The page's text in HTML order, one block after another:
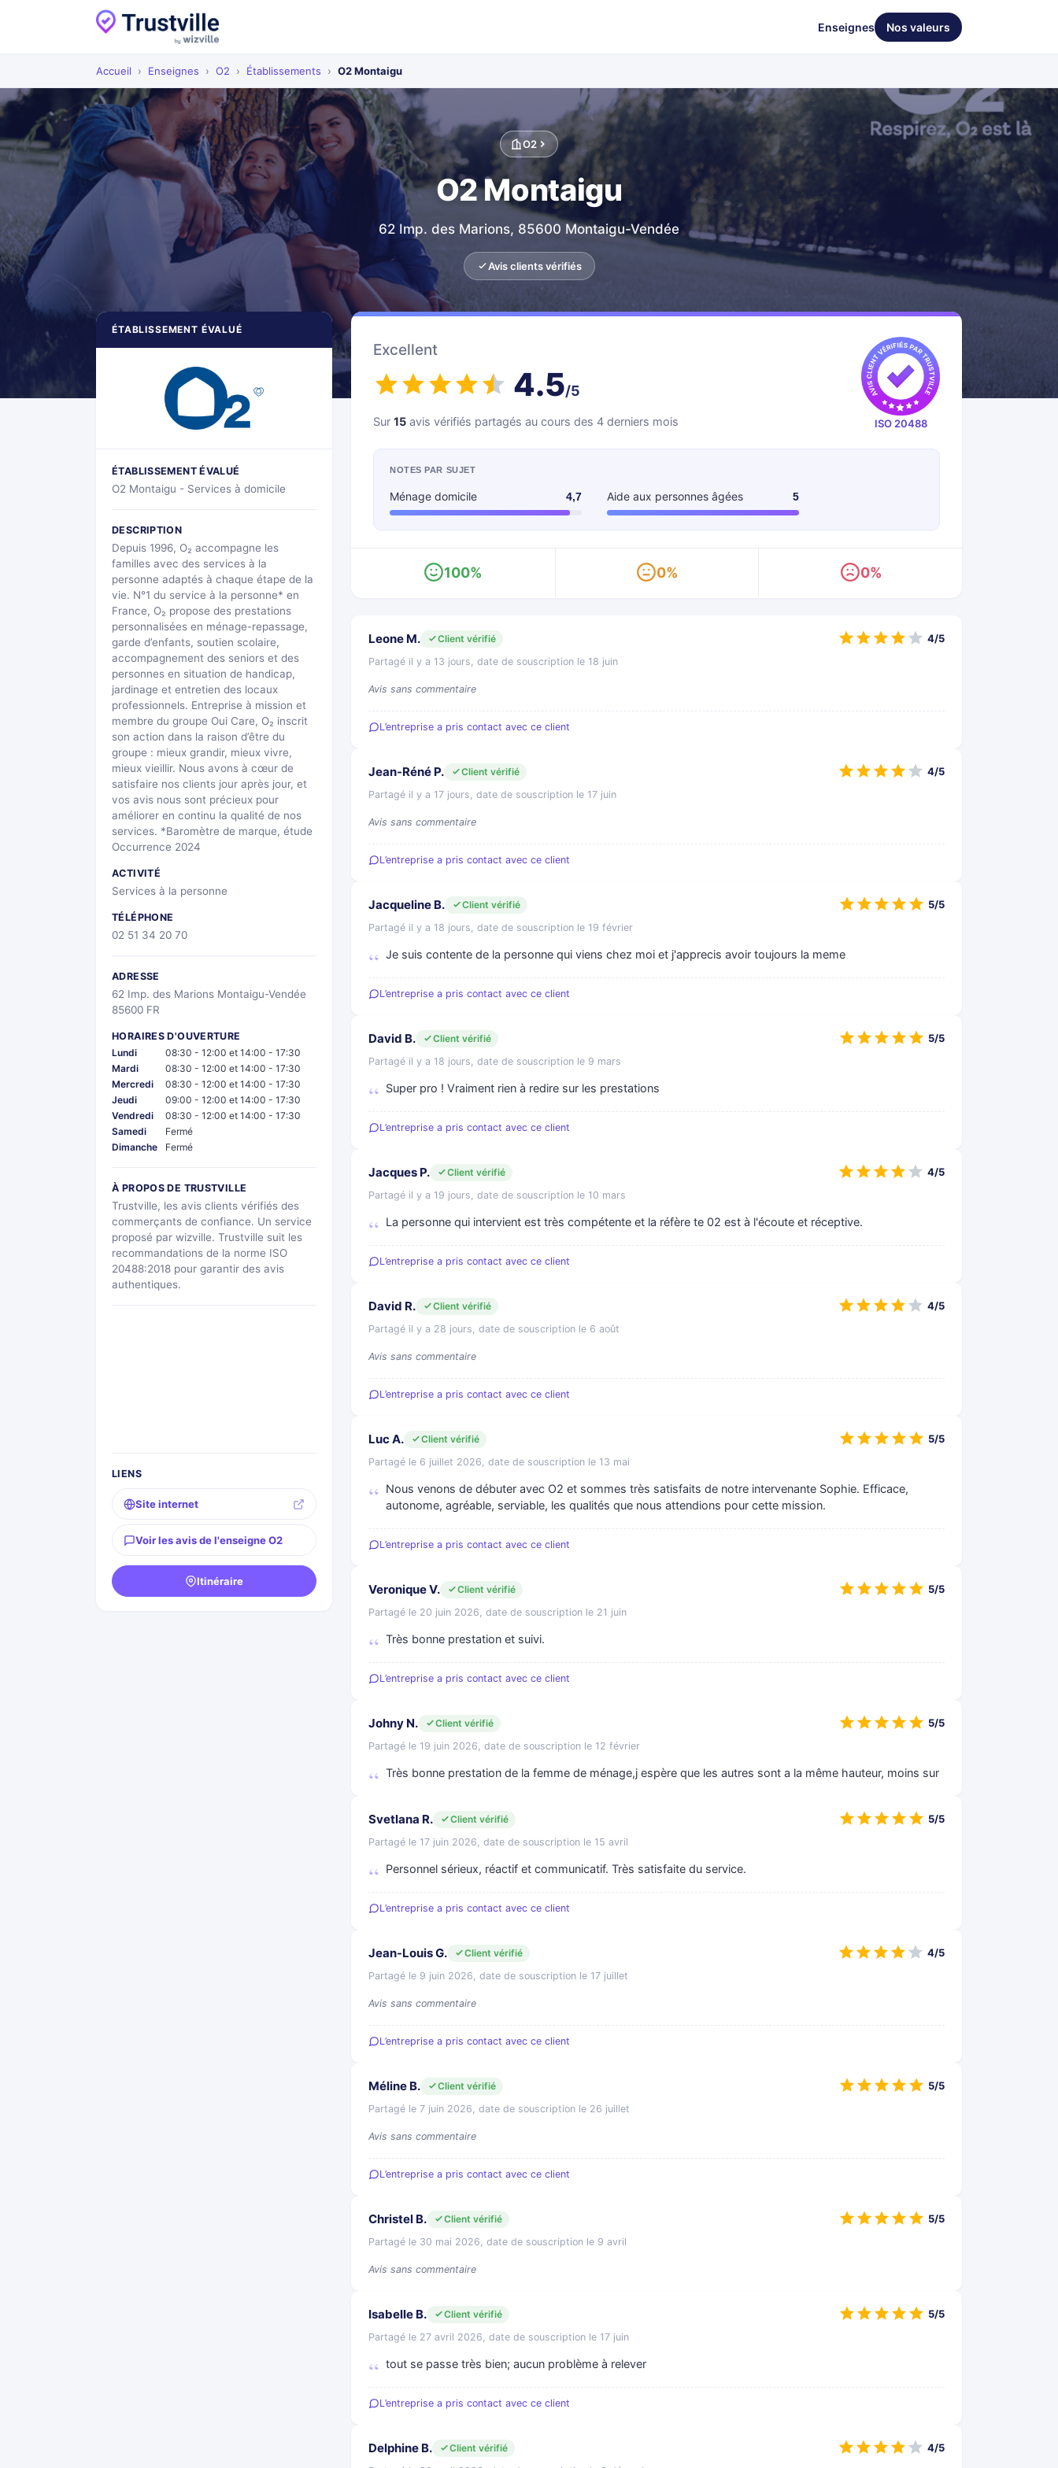
Enseignes Nos valeurs
Accueil › Enseignes › O2 › Établissements › O2 Montaigu
O2
O2 Montaigu
62 Imp. des Marions, 85600 Montaigu-Vendée
Avis clients vérifiés
ÉTABLISSEMENT ÉVALUÉ
ÉTABLISSEMENT ÉVALUÉ
O2 Montaigu - Services à domicile
DESCRIPTION
Depuis 1996, O₂ accompagne les
familles avec des services à la
personne adaptés à chaque étape de la
vie. N°1 du service à la personne* en
France, O₂ propose des prestations
personnalisées en ménage-repassage,
garde d’enfants, soutien scolaire,
accompagnement des seniors et des
personnes en situation de handicap,
jardinage et entretien des locaux
professionnels. Entreprise à mission et
membre du groupe Oui Care, O₂ inscrit
son action dans la raison d’être du
groupe : mieux grandir, mieux vivre,
mieux vieillir. Nous avons à cœur de
satisfaire nos clients jour après jour, et
vos avis nous sont précieux pour
améliorer en continu la qualité de nos
services. *Baromètre de marque, étude
Occurrence 2024
ACTIVITÉ
Services à la personne
TÉLÉPHONE
02 51 34 20 70
ADRESSE
62 Imp. des Marions Montaigu-Vendée
85600 FR
HORAIRES D'OUVERTURE
Lundi
08:30 - 12:00 et 14:00 - 17:30
Mardi
08:30 - 12:00 et 14:00 - 17:30
Mercredi
08:30 - 12:00 et 14:00 - 17:30
Jeudi
09:00 - 12:00 et 14:00 - 17:30
Vendredi
08:30 - 12:00 et 14:00 - 17:30
Samedi
Fermé
Dimanche
Fermé
À PROPOS DE TRUSTVILLE
Trustville, les avis clients vérifiés des
commerçants de confiance. Un service
proposé par wizville. Trustville suit les
recommandations de la norme ISO
20488:2018 pour garantir des avis
authentiques.
LIENS
Site internet
Voir les avis de l'enseigne O2
Itinéraire
Excellent
4.5/5
Sur 15 avis vérifiés partagés au cours des 4 derniers mois ISO 20488
NOTES PAR SUJET
Ménage domicile 4,7 Aide aux personnes âgées 5
100% 0% 0%
Leone M.
Client vérifié
Partagé il y a 13 jours, date de souscription le 18 juin
Avis sans commentaire
4/5
L’entreprise a pris contact avec ce client
Jean-Réné P.
Client vérifié
Partagé il y a 17 jours, date de souscription le 17 juin
Avis sans commentaire
4/5
L’entreprise a pris contact avec ce client
Jacqueline B.
Client vérifié
Partagé il y a 18 jours, date de souscription le 19 février
Je suis contente de la personne qui viens chez moi et j'apprecis avoir toujours la meme
5/5
L’entreprise a pris contact avec ce client
David B.
Client vérifié
Partagé il y a 18 jours, date de souscription le 9 mars
Super pro ! Vraiment rien à redire sur les prestations
5/5
L’entreprise a pris contact avec ce client
Jacques P.
Client vérifié
Partagé il y a 19 jours, date de souscription le 10 mars
La personne qui intervient est très compétente et la réfère te 02 est à l'écoute et réceptive.
4/5
L’entreprise a pris contact avec ce client
David R.
Client vérifié
Partagé il y a 28 jours, date de souscription le 6 août
Avis sans commentaire
4/5
L’entreprise a pris contact avec ce client
Luc A.
Client vérifié
Partagé le 6 juillet 2026, date de souscription le 13 mai
Nous venons de débuter avec O2 et sommes très satisfaits de notre intervenante Sophie. Efficace,
autonome, agréable, serviable, les qualités que nous attendions pour cette mission.
5/5
L’entreprise a pris contact avec ce client
Veronique V.
Client vérifié
Partagé le 20 juin 2026, date de souscription le 21 juin
Très bonne prestation et suivi.
5/5
L’entreprise a pris contact avec ce client
Johny N.
Client vérifié
Partagé le 19 juin 2026, date de souscription le 12 février
Très bonne prestation de la femme de ménage,j espère que les autres sont a la même hauteur, moins sur
5/5
Svetlana R.
Client vérifié
Partagé le 17 juin 2026, date de souscription le 15 avril
Personnel sérieux, réactif et communicatif. Très satisfaite du service.
5/5
L’entreprise a pris contact avec ce client
Jean-Louis G.
Client vérifié
Partagé le 9 juin 2026, date de souscription le 17 juillet
Avis sans commentaire
4/5
L’entreprise a pris contact avec ce client
Méline B.
Client vérifié
Partagé le 7 juin 2026, date de souscription le 26 juillet
Avis sans commentaire
5/5
L’entreprise a pris contact avec ce client
Christel B.
Client vérifié
Partagé le 30 mai 2026, date de souscription le 9 avril
Avis sans commentaire
5/5
Isabelle B.
Client vérifié
Partagé le 27 avril 2026, date de souscription le 17 juin
tout se passe très bien; aucun problème à relever
5/5
L’entreprise a pris contact avec ce client
Delphine B.
Client vérifié
4/5